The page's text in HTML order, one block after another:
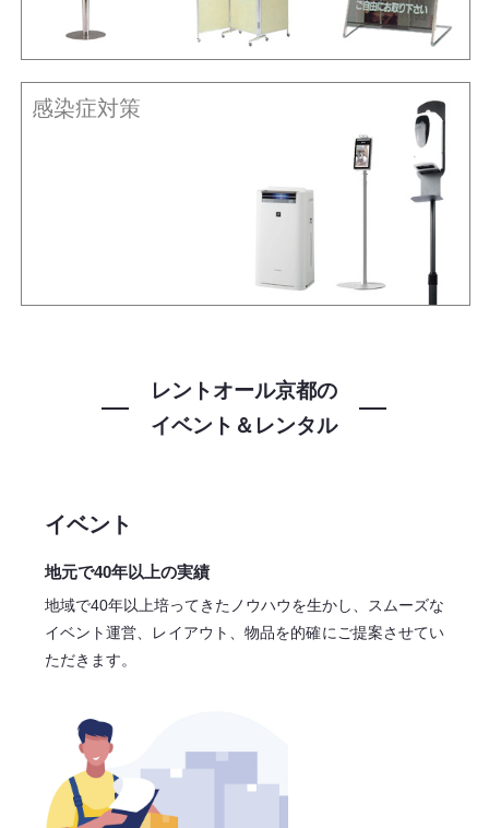
感染症対策
レントオール京都の
イベント＆レンタル
イベント
地元で40年以上の実績
地域で40年以上培ってきたノウハウを生かし、スムーズな
イベント運営、レイアウト、物品を的確にご提案させてい
ただきます。